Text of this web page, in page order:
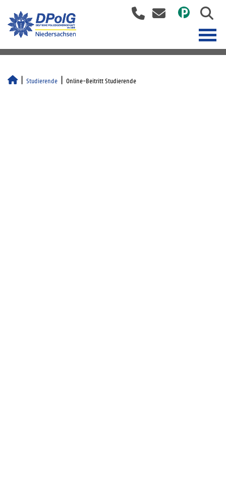
Studierende Online-Beitritt Studierende